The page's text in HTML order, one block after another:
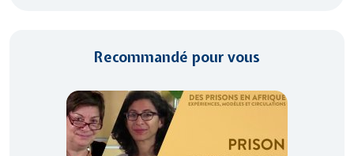
Recommandé pour vous